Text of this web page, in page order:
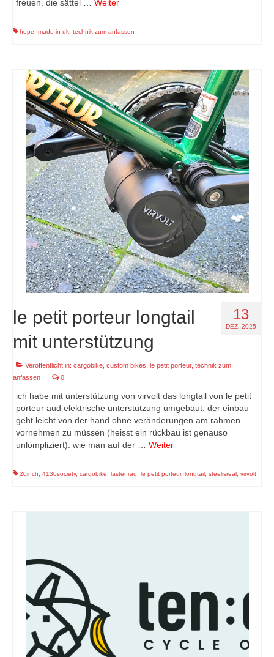
freuen. die sättel … Weiter
hope made in uk technik zum anfassen
13
DEZ. 2025
le petit porteur longtail
mit unterstützung
Veröffentlicht in: cargobike custom bikes le petit porteur, technik zum
anfassen
| 0
ich habe mit unterstützung von virvolt das longtail von le petit
porteur aud elektrische unterstützung umgebaut. der einbau
geht leicht von der hand ohne veränderungen am rahmen
vornehmen zu müssen (heisst ein rückbau ist genauso
unlompliziert). wie man auf der … Weiter
20inch 4130society, cargobike lastenrad le petit porteur, longtail steelisreal virvolt